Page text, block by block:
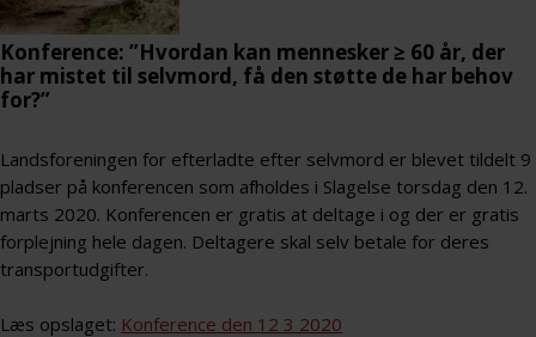
Konference: ”Hvordan kan mennesker ≥ 60 år, der
har mistet til selvmord, få den støtte de har behov
for?”
Landsforeningen for efterladte efter selvmord er blevet tildelt 9
pladser på konferencen som afholdes i Slagelse torsdag den 12.
marts 2020. Konferencen er gratis at deltage i og der er gratis
forplejning hele dagen. Deltagere skal selv betale for deres
transportudgifter.
Læs opslaget: Konference den 12 3 2020